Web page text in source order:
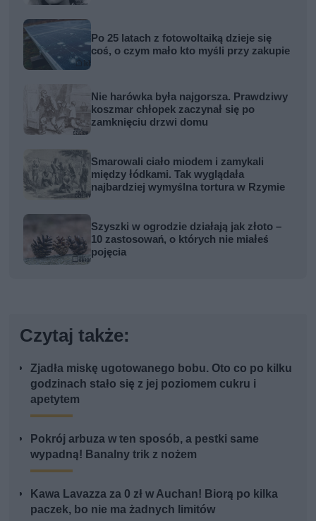
Po 25 latach z fotowoltaiką dzieje się
coś, o czym mało kto myśli przy zakupie
Nie harówka była najgorsza. Prawdziwy
koszmar chłopek zaczynał się po
zamknięciu drzwi domu
Smarowali ciało miodem i zamykali
między łódkami. Tak wyglądała
najbardziej wymyślna tortura w Rzymie
Szyszki w ogrodzie działają jak złoto –
10 zastosowań, o których nie miałeś
pojęcia
Czytaj także:
Zjadła miskę ugotowanego bobu. Oto co po kilku
godzinach stało się z jej poziomem cukru i
apetytem
Pokrój arbuza w ten sposób, a pestki same
wypadną! Banalny trik z nożem
Kawa Lavazza za 0 zł w Auchan! Biorą po kilka
paczek, bo nie ma żadnych limitów